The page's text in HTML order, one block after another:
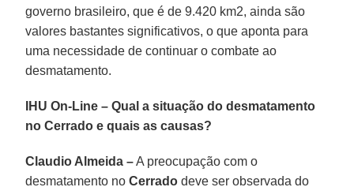
governo brasileiro, que é de 9.420 km2, ainda são
valores bastantes significativos, o que aponta para
uma necessidade de continuar o combate ao
desmatamento.
IHU On-Line – Qual a situação do desmatamento
no Cerrado e quais as causas?
Claudio Almeida –A preocupação com o
desmatamento noCerrado deve ser observada do